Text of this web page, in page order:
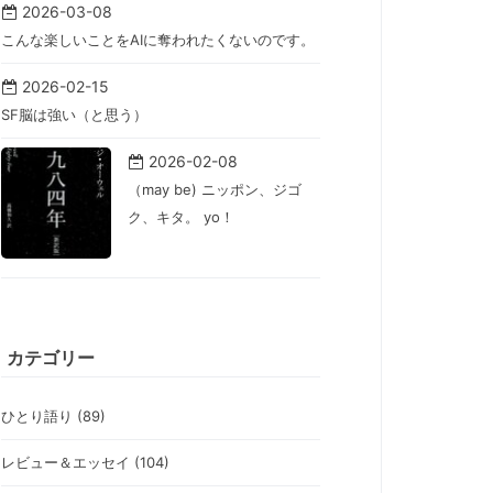
2026-03-08
こんな楽しいことをAIに奪われたくないのです。
2026-02-15
SF脳は強い（と思う）
2026-02-08
（may be) ニッポン、ジゴ
ク、キタ。 yo！
カテゴリー
ひとり語り (89)
レビュー＆エッセイ (104)